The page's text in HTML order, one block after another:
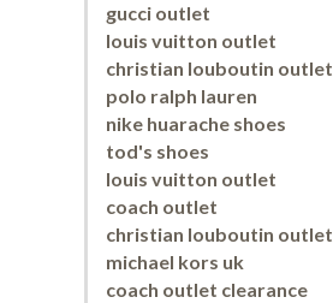
gucci outlet
louis vuitton outlet
christian louboutin outlet
polo ralph lauren
nike huarache shoes
tod's shoes
louis vuitton outlet
coach outlet
christian louboutin outlet
michael kors uk
coach outlet clearance